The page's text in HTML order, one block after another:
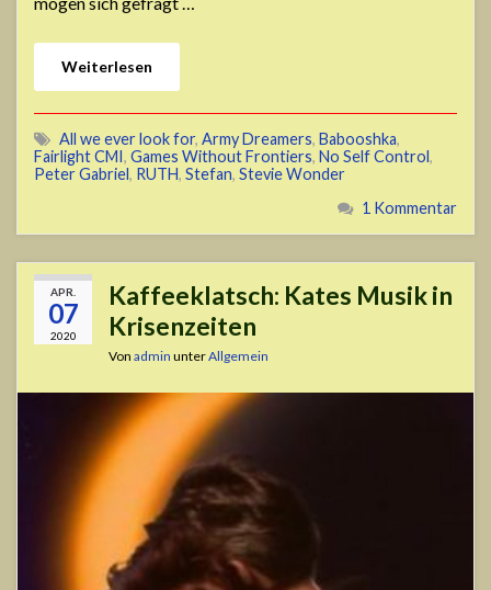
Weiterlesen
All we ever look for, Army Dreamers, Babooshka,
Fairlight CMI, Games Without Frontiers, No Self Control,
Peter Gabriel, RUTH, Stefan, Stevie Wonder
1 Kommentar
APR.
07
2020
Kaffeeklatsch: Kates Musik in
Krisenzeiten
Von admin unterAllgemein